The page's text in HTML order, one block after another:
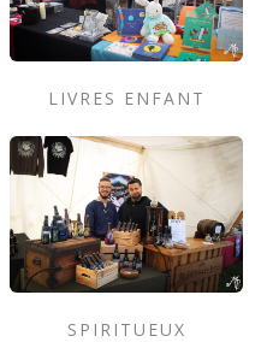
LIVRES ENFANT
SPIRITUEUX